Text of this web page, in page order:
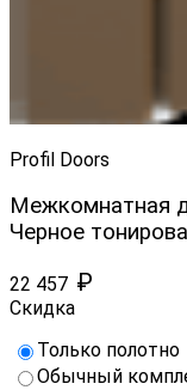
Profil Doors
Межкомнатная
Черное
22 457 ₽
Скидка
Только полотно
Обычный